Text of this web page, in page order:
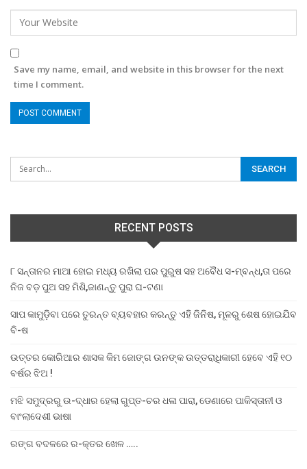
Save my name, email, and website in this browser for the next
time I comment.
RECENT POSTS
୮ ସନ୍ତାନର ମାଆ ହୋଇ ମଧ୍ୟ ରଖିଲା ପର ପୁରୁଷ ସହ ଅବୈଧ ସ-ମ୍ବନ୍ଧ,ତା ପରେ
ନିଜ ବଡ଼ ପୁଅ ସହ ମିଶି,ଜାଣନ୍ତୁ ପୁରା ଘ-ଟଣା
ସାପ କାମୁଡ଼ିବା ପରେ ତୁରନ୍ତ ବ୍ୟବହାର କରନ୍ତୁ ଏହି ଜିନିଷ, ମୂଳରୁ ଶେଷ ହୋଇଯିବ
ବି-ଷ
ଉତ୍ତର କୋରିଆର ଶାସକ କିମ ଜୋଙ୍ଗ ଉନଙ୍କ ଉତ୍ତରାଧିକାରୀ ହେବେ ଏହି ୧୦
ବର୍ଷର ଝିଅ !
ମଝି ସମୁଦ୍ରରୁ ଉ-ଦ୍ଧାର ହେଲା ଗୁପ୍ତ-ଚର ଧଳା ପାରା, ଡେଣାରେ ପାକିସ୍ତାନୀ ଓ
ବାଂଲାଦେଶୀ ଭାଷା
ରଙ୍ଗ ବଦଳରେ ର-କ୍ତର ଖେଳ …..